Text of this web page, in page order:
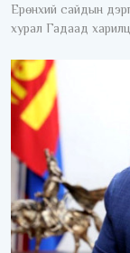
Ерөнхий сайдын
хурал Гадаад